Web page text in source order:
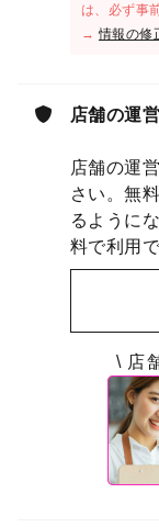
は、必ず事
→情報の修
店舗の運
店舗の運
さい。無
るようにな
料で利用
\ 店